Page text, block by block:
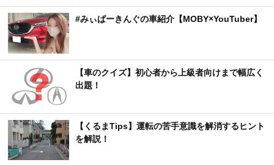
#みぃぱーきんぐの車紹介【MOBY×YouTuber】
【車のクイズ】初心者から上級者向けまで幅広く
出題！
【くるまTips】運転の苦手意識を解消するヒント
を解説！